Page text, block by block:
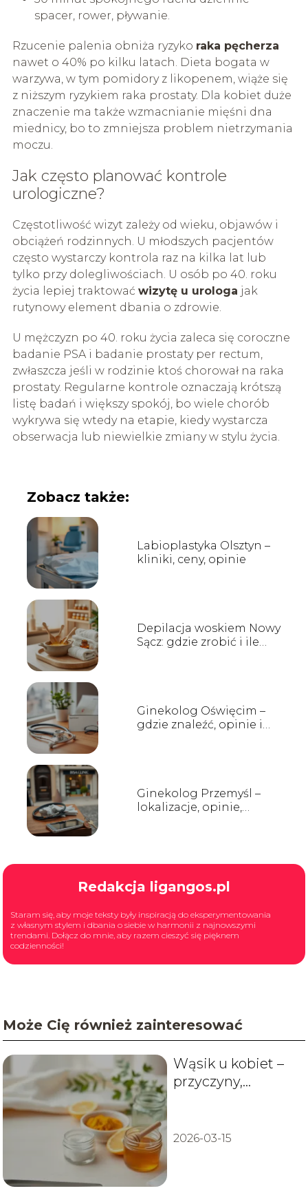
spacer, rower, pływanie.
Rzucenie palenia obniża ryzyko raka pęcherza
nawet o 40% po kilku latach. Dieta bogata w
warzywa, w tym pomidory z likopenem, wiąże się
z niższym ryzykiem raka prostaty. Dla kobiet duże
znaczenie ma także wzmacnianie mięśni dna
miednicy, bo to zmniejsza problem nietrzymania
moczu.
Jak często planować kontrole
urologiczne?
Częstotliwość wizyt zależy od wieku, objawów i
obciążeń rodzinnych. U młodszych pacjentów
często wystarczy kontrola raz na kilka lat lub
tylko przy dolegliwościach. U osób po 40. roku
życia lepiej traktować wizytę u urologa jak
rutynowy element dbania o zdrowie.
U mężczyzn po 40. roku życia zaleca się coroczne
badanie PSA i badanie prostaty per rectum,
zwłaszcza jeśli w rodzinie ktoś chorował na raka
prostaty. Regularne kontrole oznaczają krótszą
listę badań i większy spokój, bo wiele chorób
wykrywa się wtedy na etapie, kiedy wystarcza
obserwacja lub niewielkie zmiany w stylu życia.
Zobacz także:
Labioplastyka Olsztyn –
kliniki, ceny, opinie
Depilacja woskiem Nowy
Sącz: gdzie zrobić i ile
Ginekolog Oświęcim –
gdzie znaleźć, opinie i
Ginekolog Przemyśl –
lokalizacje, opinie,
Redakcja ligangos.pl
Staram się, aby moje teksty były inspiracją do eksperymentowania
z własnym stylem i dbania o siebie w harmonii z najnowszymi
trendami. Dołącz do mnie, aby razem cieszyć się pięknem
codzienności!
Może Cię również zainteresować
Wąsik u kobiet –
przyczyny,
2026-03-15